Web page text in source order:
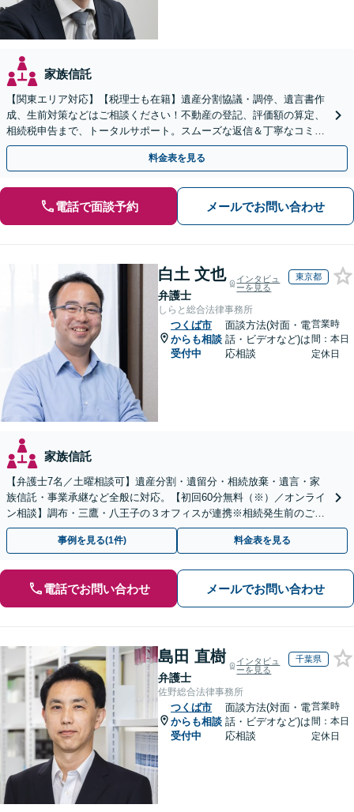
家族信託
【関東エリア対応】【税理士も在籍】遺産分割協議・調停、遺言書作
成、生前対策などはご相談ください！不動産の登記、評価額の算定、
相続税申告まで、トータルサポート。スムーズな返信＆丁寧なコミュ
ニケーション◎お気軽にご相談ください。
料金表を見る
電話で面談予約 メールでお問い合わせ
白土 文也
弁護士
インタビュ
ーを見る
東京都
しらと総合法律事務所
つくば市
からも相談
受付中
面談方法(対面・電
話・ビデオなど)は
応相談
営業時
間：本日
定休日
家族信託
【弁護士7名／土曜相談可】遺産分割・遺留分・相続放棄・遺言・家
族信託・事業承継など全般に対応。【初回60分無料（※）／オンライ
ン相談】調布・三鷹・八王子の３オフィスが連携※相続発生前のご相
談など有料相談になるものもございます。
事例を見る(1件) 料金表を見る
電話でお問い合わせ メールでお問い合わせ
島田 直樹
弁護士
インタビュ
ーを見る
千葉県
佐野総合法律事務所
つくば市
からも相談
受付中
面談方法(対面・電
話・ビデオなど)は
応相談
営業時
間：本日
定休日